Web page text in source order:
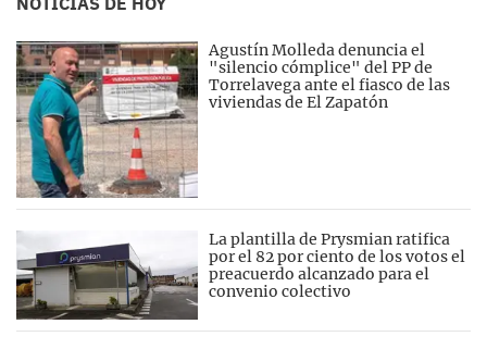
Agustín Molleda denuncia el
"silencio cómplice" del PP de
Torrelavega ante el fiasco de las
viviendas de El Zapatón
La plantilla de Prysmian ratifica
por el 82 por ciento de los votos el
preacuerdo alcanzado para el
convenio colectivo